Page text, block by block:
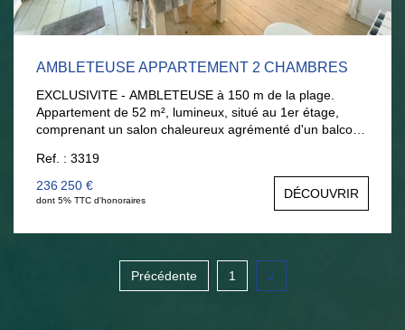
AMBLETEUSE APPARTEMENT 2 CHAMBRES
EXCLUSIVITE - AMBLETEUSE à 150 m de la plage.
Appartement de 52 m², lumineux, situé au 1er étage,
comprenant un salon chaleureux agrémenté d'un balcon,
chambres, une salle d'eau, toilettes séparés. Une cave
ainsi qu'un parking privé sécurisé. Une petite résidence,
garantissant des charges réduites, grâce au syndic
bénévole, et une ambiance paisible. La mer à pieds. Pour
plus d'informations ou pour planifier une visite, contactez
Ref. : 3319
236 250 €
dont 5% TTC d'honoraires DÉCOUVRIR
Précédente 1 2